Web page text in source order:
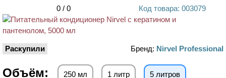
0 / 0 Код товара: 003079
Раскупили Бренд: Nirvel Professional
Объём: 250 мл 1 литр 5 литров